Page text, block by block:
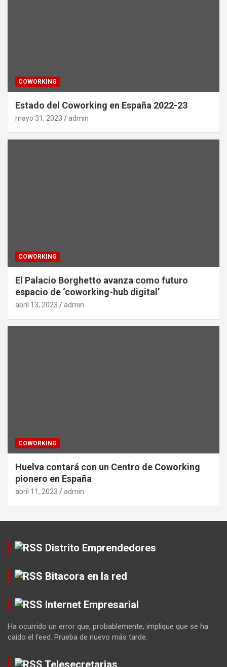
COWORKING
Estado del Coworking en España 2022-23
mayo 31, 2023 admin
COWORKING
El Palacio Borghetto avanza como futuro
espacio de ‘coworking-hub digital’
abril 13, 2023 admin
COWORKING
Huelva contará con un Centro de Coworking
pionero en España
abril 11, 2023 admin
Distrito Emprendedores
Bitacora en la red
Internet Empresarial
Ha ocurrido un error que, probablemente, implique que se ha
caído el feed. Prueba de nuevo más tarde.
Telesecretarias